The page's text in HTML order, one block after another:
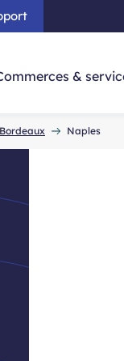
principal - Aller
&
Naples